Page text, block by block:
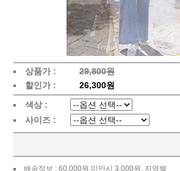
상품가 :
29,800원
할인가 :
26,300원
색상 :
사이즈 :
배송정보 : 60,000원 미만시 3,000원, 지역별